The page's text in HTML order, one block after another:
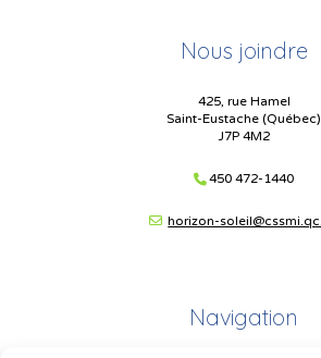
Nous joindre
425, rue Hamel
Saint-Eustache (Québec)
J7P 4M2
450 472-1440
horizon-
Navigation